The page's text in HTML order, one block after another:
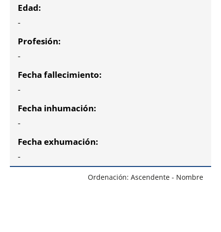
-
-
-
-
-
Ordenación: Ascendente - Nombre